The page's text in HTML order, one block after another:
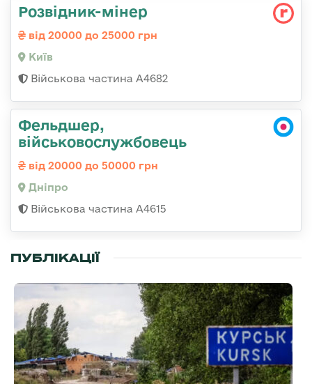
Розвідник-мінер
від 20000 до 25000 грн
Київ
Військова частина А4682
Фельдшер,
військовослужбовець
від 20000 до 50000 грн
Дніпро
Військова частина А4615
ПУБЛІКАЦІЇ